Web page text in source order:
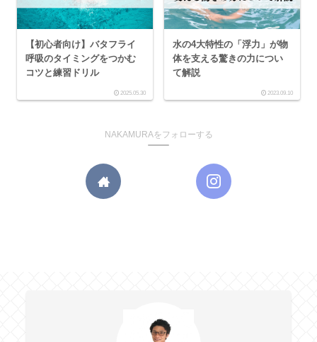
【初心者向け】バタフライ
呼吸のタイミングをつかむ
コツと練習ドリル
2025.05.30
水の4大特性の「浮力」が物
体を支える驚きの力につい
て解説
2023.09.10
NAKAMURAをフォローする